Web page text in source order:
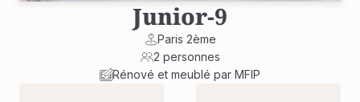
Junior-9
Paris 2ème
2 personnes
Rénové et meublé par MFIP